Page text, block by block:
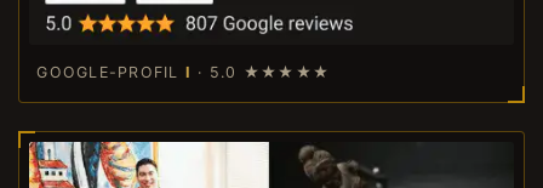
GOOGLE-PROFIL I · 5.0 ★★★★★